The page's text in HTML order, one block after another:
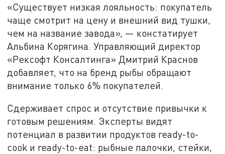
«Существует низкая лояльность: покупатель
чаще смотрит на цену и внешний вид тушки,
чем на название завода», — констатирует
Альбина Корягина. Управляющий директор
«Рексофт Консалтинга» Дмитрий Краснов
добавляет, что на бренд рыбы обращают
внимание только 6% покупателей.
Сдерживает спрос и отсутствие привычки к
готовым решениям. Эксперты видят
потенциал в развитии продуктов ready-to-
cook и ready-to-eat: рыбные палочки, стейки,